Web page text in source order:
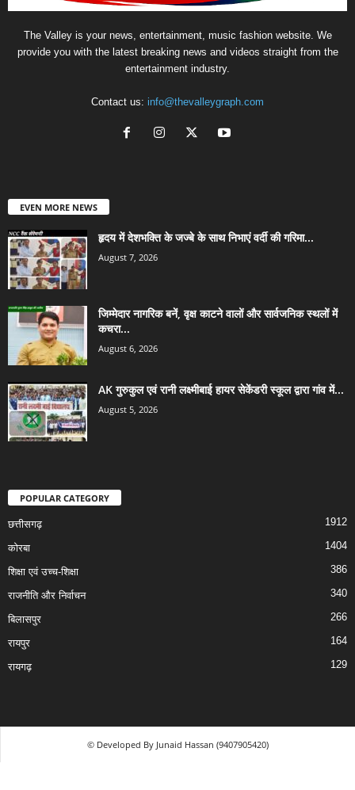
The Valley is your news, entertainment, music fashion website. We
provide you with the latest breaking news and videos straight from the
entertainment industry.
Contact us: info@thevalleygraph.com
EVEN MORE NEWS
हृदय में देशभक्ति के जज्बे के साथ निभाएं वर्दी की गरिमा...
August 7, 2026
जिम्मेदार नागरिक बनें, वृक्ष काटने वालों और सार्वजनिक स्थलों में
कचरा...
August 6, 2026
AK गुरुकुल एवं रानी लक्ष्मीबाई हायर सेकेंडरी स्कूल द्वारा गांव में...
August 5, 2026
POPULAR CATEGORY
छत्तीसगढ़ 1912
कोरबा 1404
शिक्षा एवं उच्च-शिक्षा 386
राजनीति और निर्वाचन 340
बिलासपुर 266
रायपुर 164
रायगढ़ 129
© Developed By Junaid Hassan (9407905420)